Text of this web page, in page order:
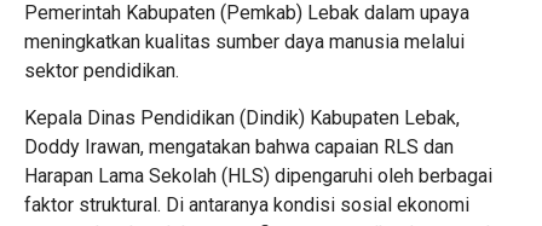
Pemerintah Kabupaten (Pemkab) Lebak dalam upaya
meningkatkan kualitas sumber daya manusia melalui
sektor pendidikan.
Kepala Dinas Pendidikan (Dindik) Kabupaten Lebak,
Doddy Irawan, mengatakan bahwa capaian RLS dan
Harapan Lama Sekolah (HLS) dipengaruhi oleh berbagai
faktor struktural. Di antaranya kondisi sosial ekonomi